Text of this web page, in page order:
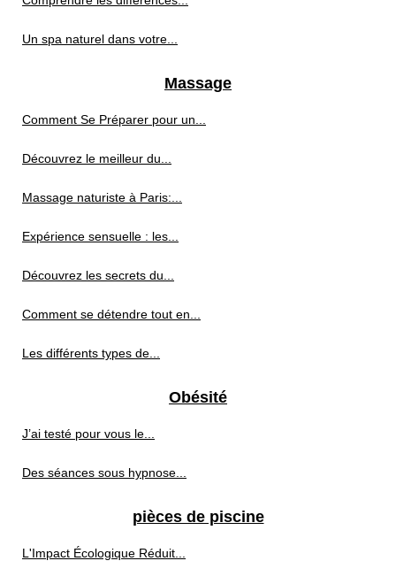
Un spa naturel dans votre...
Massage
Comment Se Préparer pour un...
Découvrez le meilleur du...
Massage naturiste à Paris:...
Expérience sensuelle : les...
Découvrez les secrets du...
Comment se détendre tout en...
Les différents types de...
Obésité
J’ai testé pour vous le...
Des séances sous hypnose...
pièces de piscine
L'Impact Écologique Réduit...